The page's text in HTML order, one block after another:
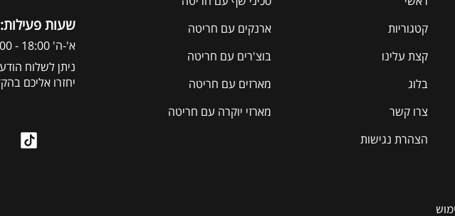
ארנקים עם חריטה
בוצ'רים עם חריטה
מארזים עם חריטה
מארזי יוקרה עם חריטה
קטגוריות
קצת עלינו
בלוג
צרו קשר
הצהרת נגישות
:שעות פעילות
א'-ה' 18:00 - 09:00
ניתן לשלוח
יחזרו אליכם